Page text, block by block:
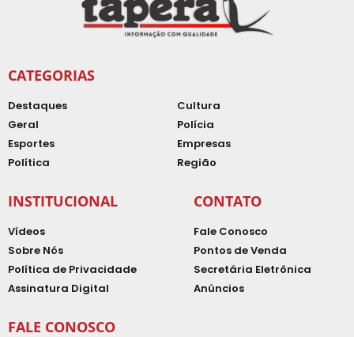
CATEGORIAS
Destaques
Geral
Esportes
Política
Cultura
Polícia
Empresas
Região
INSTITUCIONAL
Vídeos
Sobre Nós
Política de Privacidade
Assinatura Digital
CONTATO
Fale Conosco
Pontos de Venda
Secretária Eletrônica
Anúncios
FALE CONOSCO